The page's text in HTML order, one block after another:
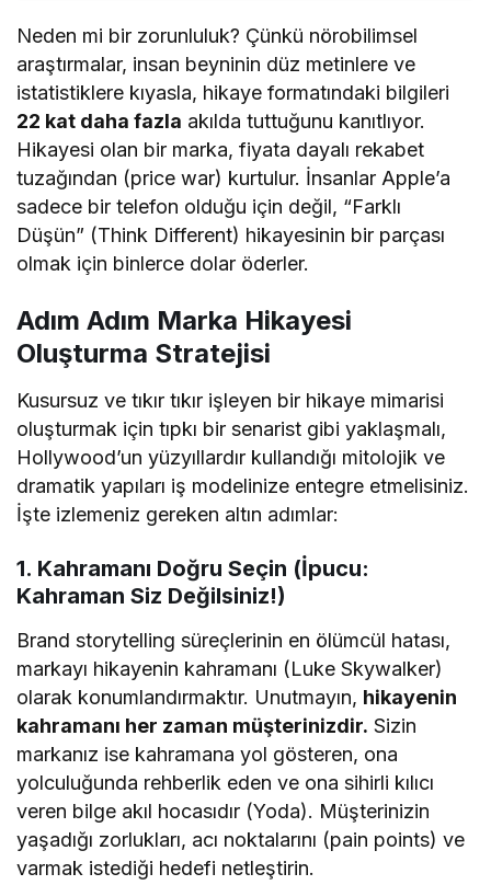
Neden mi bir zorunluluk? Çünkü nörobilimsel
araştırmalar, insan beyninin düz metinlere ve
istatistiklere kıyasla, hikaye formatındaki bilgileri
22 kat daha fazla akılda tuttuğunu kanıtlıyor.
Hikayesi olan bir marka, fiyata dayalı rekabet
tuzağından (price war) kurtulur. İnsanlar Apple’a
sadece bir telefon olduğu için değil, “Farklı
Düşün” (Think Different) hikayesinin bir parçası
olmak için binlerce dolar öderler.
Adım Adım Marka Hikayesi
Oluşturma Stratejisi
Kusursuz ve tıkır tıkır işleyen bir hikaye mimarisi
oluşturmak için tıpkı bir senarist gibi yaklaşmalı,
Hollywood’un yüzyıllardır kullandığı mitolojik ve
dramatik yapıları iş modelinize entegre etmelisiniz.
İşte izlemeniz gereken altın adımlar:
1. Kahramanı Doğru Seçin (İpucu:
Kahraman Siz Değilsiniz!)
Brand storytelling süreçlerinin en ölümcül hatası,
markayı hikayenin kahramanı (Luke Skywalker)
olarak konumlandırmaktır. Unutmayın, hikayenin
kahramanı her zaman müşterinizdir. Sizin
markanız ise kahramana yol gösteren, ona
yolculuğunda rehberlik eden ve ona sihirli kılıcı
veren bilge akıl hocasıdır (Yoda). Müşterinizin
yaşadığı zorlukları, acı noktalarını (pain points) ve
varmak istediği hedefi netleştirin.